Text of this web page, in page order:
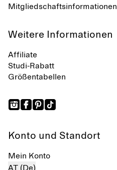
Mitgliedschaftsinformationen
Weitere Informationen
Affiliate
Studi-Rabatt
Größentabellen
Konto und Standort
Mein Konto
AT (De)